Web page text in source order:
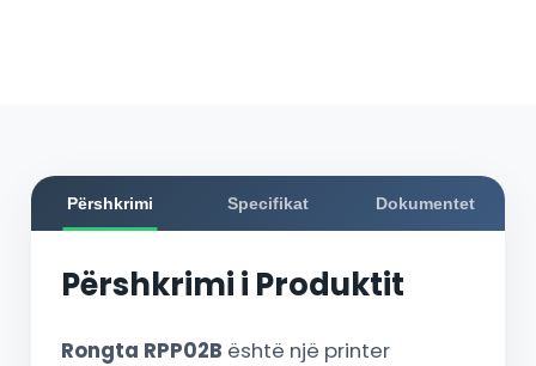
Përshkrimi Specifikat Dokumentet
Përshkrimi i Produktit
Rongta RPP02B është një printer